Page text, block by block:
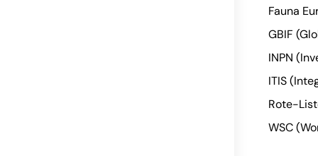
Fauna
GBIF
INPN
ITIS
Rote-
WSC